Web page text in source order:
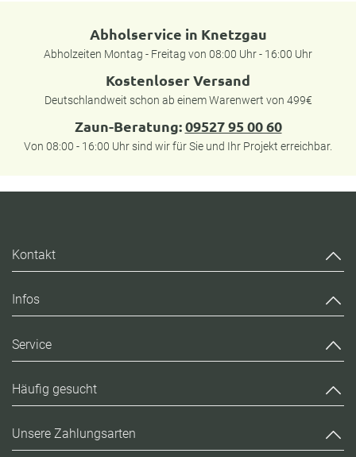
Abholservice in Knetzgau
Abholzeiten Montag - Freitag von 08:00 Uhr - 16:00 Uhr
Kostenloser Versand
Deutschlandweit schon ab einem Warenwert von 499€
Zaun-Beratung:09527 95 00 60
Von 08:00 - 16:00 Uhr sind wir für Sie und Ihr Projekt erreichbar.
Kontakt
Infos
Service
Häufig gesucht
Unsere Zahlungsarten